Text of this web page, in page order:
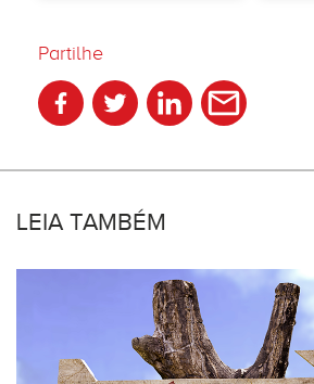
Partilhe
LEIA TAMBÉM